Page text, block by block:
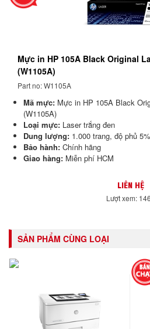
Mực in HP 105A Black Original
(W1105A)
Part no: W1105A
Mã mực: Mực in HP 105A Black
(W1105A)
Loại mực: Laser trắng đen
Dung lượng: 1.000 trang, độ phủ 5%
Bảo hành: Chính hãng
Giao hàng: Miễn phí HCM
LIÊN HỆ
Lượt xem:
SẢN PHẨM CÙNG LOẠI